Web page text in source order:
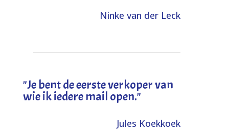
Ninke van der Leck
"Je bent de eerste verkoper van
wie ik iedere mail open."
Jules Koekkoek